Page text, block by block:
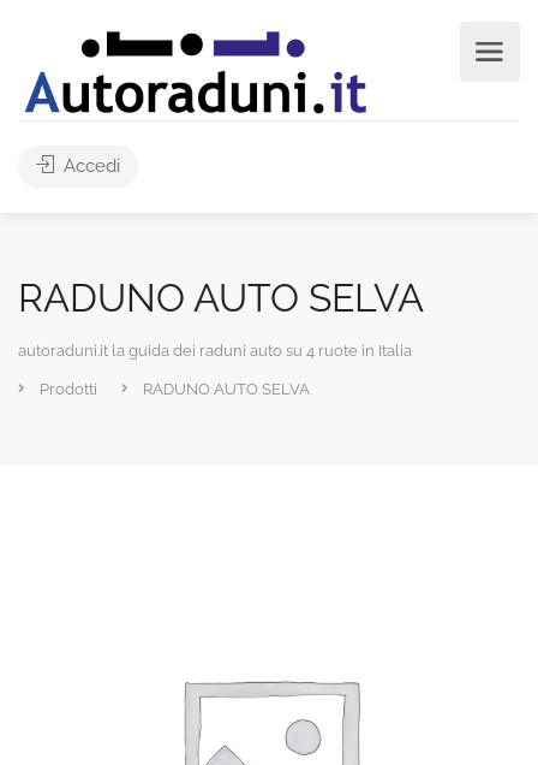
Accedi
RADUNO AUTO SELVA
autoraduni.it la guida dei raduni auto su 4 ruote in Italia
Prodotti RADUNO AUTO SELVA